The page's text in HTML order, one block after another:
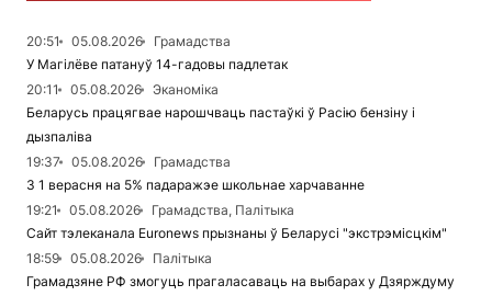
20:51 05.08.2026
Грамадства
У Магілёве патануў 14-гадовы падлетак
20:11
05.08.2026
Эканоміка
Беларусь працягвае нарошчваць пастаўкі ў Расію бензіну і
дызпаліва
19:37
05.08.2026
Грамадства
З 1 верасня на 5% падаражэе школьнае харчаванне
19:21
05.08.2026
Грамадства, Палітыка
Сайт тэлеканала Euronews прызнаны ў Беларусі "экстрэмісцкім"
18:59
05.08.2026
Палітыка
Грамадзяне РФ змогуць прагаласаваць на выбарах у Дзярждуму